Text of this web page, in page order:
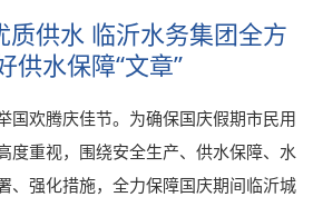
质供水 临沂水务集团全方
供水保障“文章”
国欢腾庆佳节。为确保国庆假期市民用
度重视，围绕安全生产、供水保障、水
、强化措施，全力保障国庆期间临沂城